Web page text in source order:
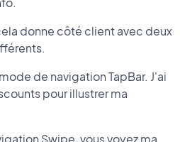
donne côté client avec deux
de navigation TapBar. J'ai
pour illustrer ma
Swipe, vous voyez ma